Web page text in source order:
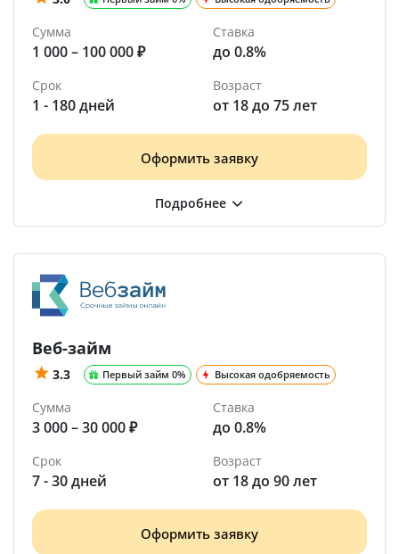
Сумма
1 000 – 100 000 ₽
Ставка
до 0.8%
Срок
1 - 180 дней
Возраст
от 18 до 75 лет
Оформить заявку
Веб-займ
3.3 Первый займ 0% Высокая одобряемость
Сумма
3 000 – 30 000 ₽
Ставка
до 0.8%
Срок
7 - 30 дней
Возраст
от 18 до 90 лет
Оформить заявку